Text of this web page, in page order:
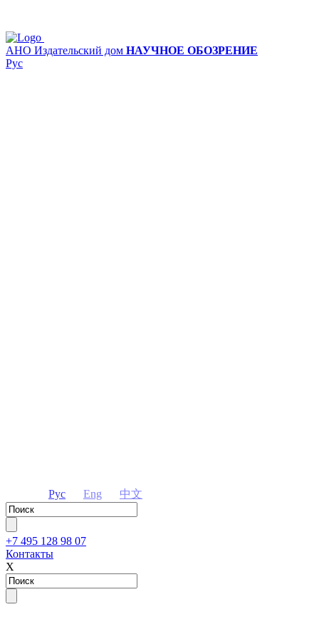
АНО Издательский дом НАУЧНОЕ ОБОЗРЕНИЕ
Рус
Рус Eng 中文
+7 495 128 98 07
Контакты
Х